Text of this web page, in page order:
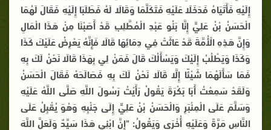
إِلَيْهِ فَأَتَيَاهُ فَدَخَلَا عَلَيْهِ فَتَكَلَّمَا وَقَالَا لَهُ فَطَلَبَا إِلَيْهِ فَقَالَ لَهُمَا
الْحَسَنُ بْنُ عَلِيٍّ إِنَّا بَنُو عَبْدِ الْمُطَّلِبِ قَدْ أَصَبْنَا مِنْ هَذَا الْمَالِ
وَإِنَّ هَذِهِ الْأُمَّةَ قَدْ عَاثَتْ فِي دِمَائِهَا قَالَا فَإِنَّهُ يَعْرِضُ عَلَيْكَ كَذَا
وَكَذَا وَيَطْلُبُ إِلَيْكَ وَيَسْأَلُكَ قَالَ فَمَنْ لِي بِهَذَا قَالَا نَحْنُ لَكَ بِهِ
فَمَا سَأَلَهُمَا شَيْئًا إِلَّا قَالَا نَحْنُ لَكَ بِهِ فَصَالَحَهُ فَقَالَ الْحَسَنُ
وَلَقَدْ سَمِعْتُ أَبَا بَكْرَةَ يَقُولُ رَأَيْتُ رَسُولَ اللَّهِ صَلَّى اللَّهُ عَلَيْهِ
وَسَلَّمَ عَلَى الْمِنْبَرِ وَالْحَسَنُ بْنُ عَلِيٍّ إِلَى جَنْبِهِ وَهُوَ يُقْبِلُ عَلَى
النَّاسِ مَرَّةً وَعَلَيْهِ أُخْرَى وَيَقُولُ: "إِنَّ ابْنِي هَذَا سَيِّدٌ وَلَعَلَّ اللَّهَ